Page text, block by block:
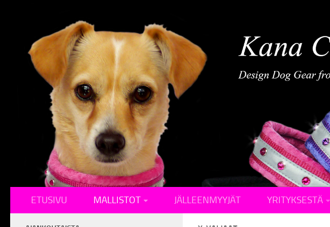
ETUSIVU MALLISTOT JÄLLEENMYYJÄT YRITYKSESTÄ